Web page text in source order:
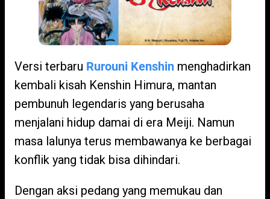
Versi terbaru Rurouni Kenshin menghadirkan
kembali kisah Kenshin Himura, mantan
pembunuh legendaris yang berusaha
menjalani hidup damai di era Meiji. Namun
masa lalunya terus membawanya ke berbagai
konflik yang tidak bisa dihindari.
Dengan aksi pedang yang memukau dan